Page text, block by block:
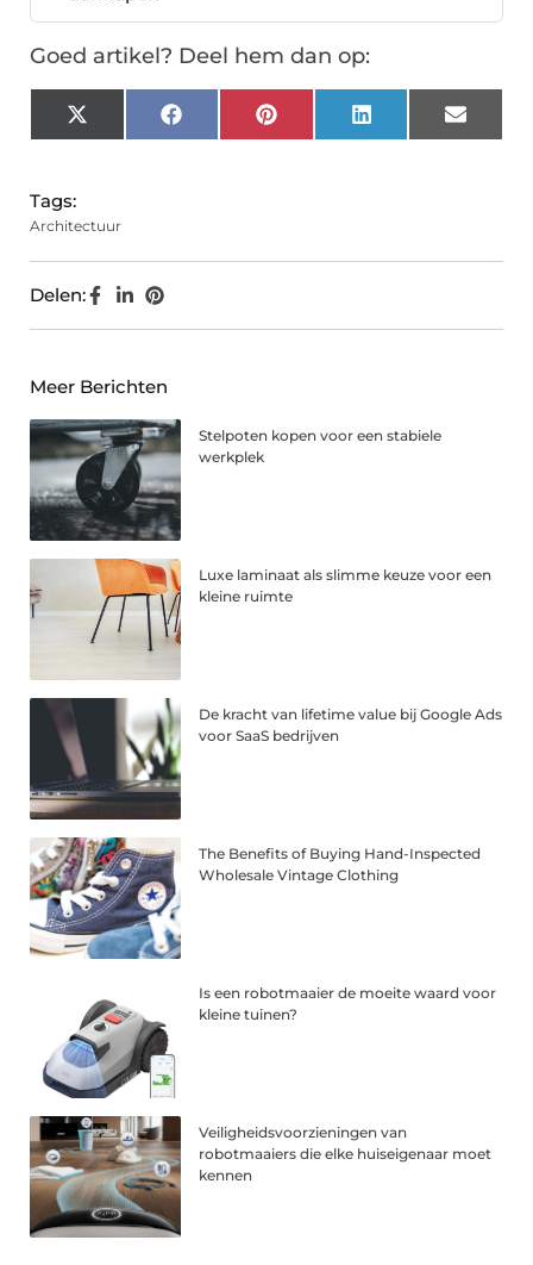
Goed artikel? Deel hem dan op:
X
(Twitter)
FacebookPinterest LinkedIn Email
Tags:
Architectuur
Delen:
Meer Berichten
Stelpoten kopen voor een stabiele
werkplek
Luxe laminaat als slimme keuze voor een
kleine ruimte
De kracht van lifetime value bij Google Ads
voor SaaS bedrijven
The Benefits of Buying Hand-Inspected
Wholesale Vintage Clothing
Is een robotmaaier de moeite waard voor
kleine tuinen?
Veiligheidsvoorzieningen van
robotmaaiers die elke huiseigenaar moet
kennen